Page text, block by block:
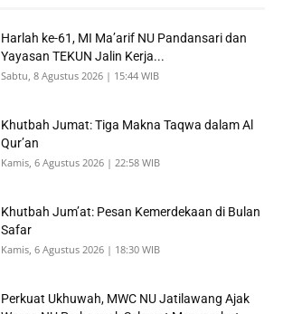
Harlah ke-61, MI Ma’arif NU Pandansari dan
Yayasan TEKUN Jalin Kerja...
Sabtu, 8 Agustus 2026 | 15:44 WIB
Khutbah Jumat: Tiga Makna Taqwa dalam Al
Qur’an
Kamis, 6 Agustus 2026 | 22:58 WIB
Khutbah Jum’at: Pesan Kemerdekaan di Bulan
Safar
Kamis, 6 Agustus 2026 | 18:30 WIB
Perkuat Ukhuwah, MWC NU Jatilawang Ajak